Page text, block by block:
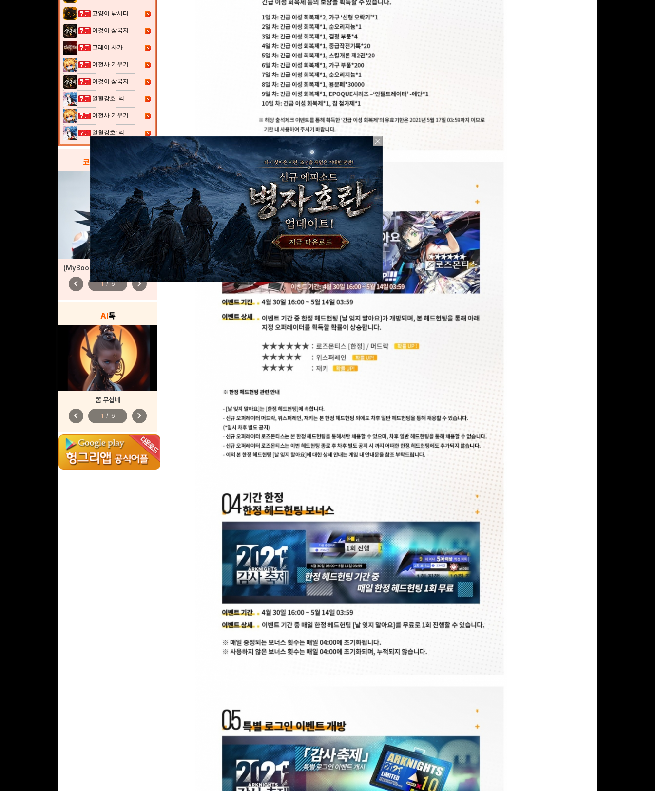
고양이 낚시터...
이것이 삼국지...
그레이 사가
여전사 키우기...
이것이 삼국지...
열혈강호: 넥...
여전사 키우기...
열혈강호: 넥...
코스프레 갤러리
(MyBooCosplay) 승리의 여신: 니케 ‘사쿠라’
chevron_left 1 / 6 chevron_right
AI톡
쫌 무섭네
chevron_left 1 / 6 chevron_right